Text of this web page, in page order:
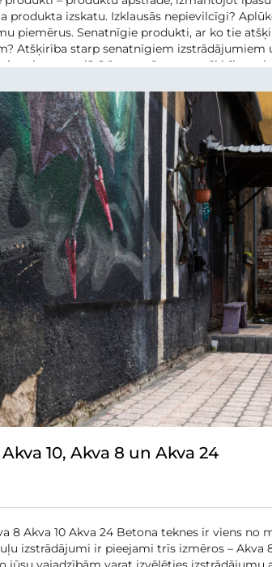
produkta izskatu. Izklausās nepievilcīgi?
piemērus. Senatnīgie produkti, ar ko tie
Atšķirība starp senatnīgiem izstrādājumiem
ir neregulārā šuve, taču ar to atšķirība
10, Akva 8 un Akva 24
8 Akva 10 Akva 24 Betona teknes ir viens no
izstrādājumi ir pieejami trīs izmēros – Akva